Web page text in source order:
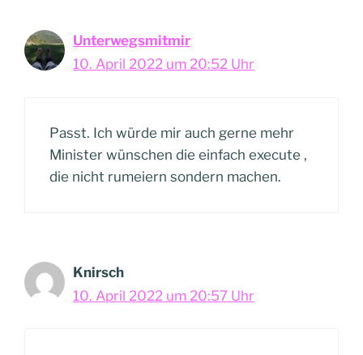
Unterwegsmitmir
10. April 2022 um 20:52 Uhr
Passt. Ich würde mir auch gerne mehr
Minister wünschen die einfach execute ,
die nicht rumeiern sondern machen.
Knirsch
10. April 2022 um 20:57 Uhr